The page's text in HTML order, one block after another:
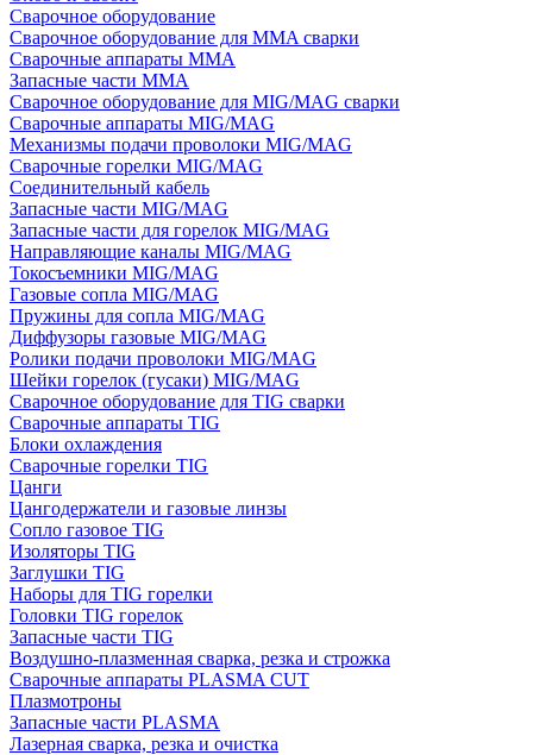
Сварочное оборудование
Сварочное оборудование для MMA сварки
Сварочные аппараты MMA
Запасные части MMA
Сварочное оборудование для MIG/MAG сварки
Сварочные аппараты MIG/MAG
Механизмы подачи проволоки MIG/MAG
Сварочные горелки MIG/MAG
Соединительный кабель
Запасные части MIG/MAG
Запасные части для горелок MIG/MAG
Направляющие каналы MIG/MAG
Токосъемники MIG/MAG
Газовые сопла MIG/MAG
Пружины для сопла MIG/MAG
Диффузоры газовые MIG/MAG
Ролики подачи проволоки MIG/MAG
Шейки горелок (гусаки) MIG/MAG
Сварочное оборудование для TIG сварки
Сварочные аппараты TIG
Блоки охлаждения
Сварочные горелки TIG
Цанги
Цангодержатели и газовые линзы
Сопло газовое TIG
Изоляторы TIG
Заглушки TIG
Наборы для TIG горелки
Головки TIG горелок
Запасные части TIG
Воздушно-плазменная сварка, резка и строжка
Сварочные аппараты PLASMA CUT
Плазмотроны
Запасные части PLASMA
Лазерная сварка, резка и очистка